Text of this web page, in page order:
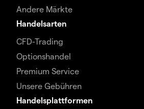
Andere Märkte
Handelsarten
CFD-Trading
Optionshandel
Premium Service
Unsere Gebühren
Handelsplattformen